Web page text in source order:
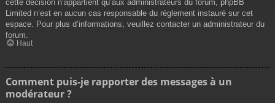
cette décision n’appartient qu’aux administrateurs du forum, phpBB
Limited n’est en aucun cas responsable du règlement instauré sur cet
espace. Pour plus d’informations, veuillez contacter un administrateur du
forum.
Haut
Comment puis-je rapporter des messages à un
modérateur ?